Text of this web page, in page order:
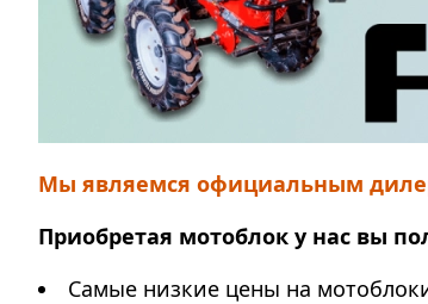
Мы являемся официальным
Приобретая мотоблок у нас вы
Самые низкие цены на